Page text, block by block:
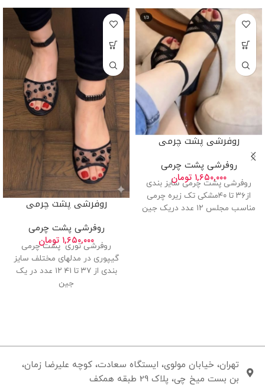
روفرشی پشت چرمی
روفرشی پشت چرمی
۱,۶۵۰,۰۰۰ تومان
روفرشی پشت چرمی سایز بندی
از۳۶ تا ۴۰مشکی تک زیره چرمی
مناسب مجلس ۱۲ عدد دریک جین
روفرشی پشت چرمی
روفرشی پشت چرمی
۱,۶۵۰,۰۰۰ تومان
روفرشی توری پشت چرمی
گیپوری در مدلهای مختلف سایز
بندی از ۳۷ تا ۴۱ ۱۲ عدد در یک
جین
تهران، خیابان مولوی، ایستگاه سعادت، کوچه علیرضا زمان،
بن بست میخ چی، پلاک 29 طبقه همکف